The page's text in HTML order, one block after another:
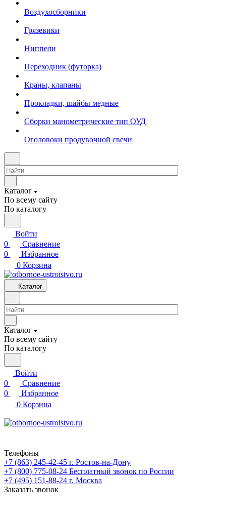
Воздухосборники
Грязевики
Ниппели
Переходник (футорка)
Краны, клапаны
Прокладки, шайбы медные
Сборки манометрические тип ОУД
Оголовоки продувочной свечи
Каталог
По всему сайту
По каталогу
Войти
0
Сравнение
0
Избранное
0 Корзина
Каталог
Каталог
По всему сайту
По каталогу
Войти
0
Сравнение
0
Избранное
0 Корзина
Телефоны
+7 (863) 245-42-45 г. Ростов-на-Дону
+7 (800) 775-08-24 Бесплатный звонок по России
+7 (495) 151-88-24 г. Москва
Заказать звонок